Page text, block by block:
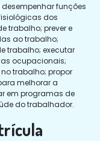
funções
dos
trabalho; prever e
ao trabalho;
trabalho; executar
ocupacionais;
trabalho; propor
melhorar a
em programas de
do trabalhador.